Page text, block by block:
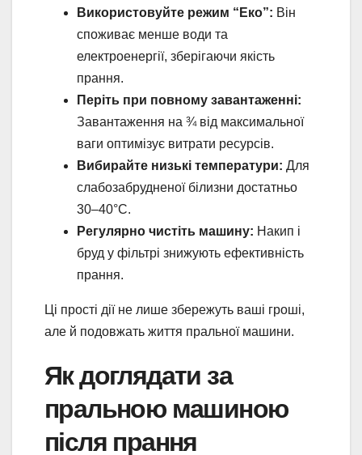
Використовуйте режим “Еко”: Він
споживає менше води та
електроенергії, зберігаючи якість
прання.
Періть при повному завантаженні:
Завантаження на ¾ від максимальної
ваги оптимізує витрати ресурсів.
Вибирайте низькі температури: Для
слабозабрудненої білизни достатньо
30–40°C.
Регулярно чистіть машину: Накип і
бруд у фільтрі знижують ефективність
прання.
Ці прості дії не лише збережуть ваші гроші,
але й подовжать життя пральної машини.
Як доглядати за
пральною машиною
після прання